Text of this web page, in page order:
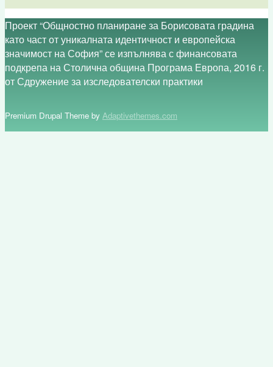
Проект “Общностно планиране за Борисовата градина
като част от уникалната идентичност и европейска
значимост на София” се изпълнява с финансовата
подкрепа на Столична община Програма Европа, 2016 г.
от Сдружение за изследователски практики
Premium Drupal Theme by Adaptivethemes.com